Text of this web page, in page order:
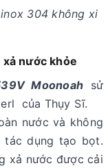
304 không xi
xả nước khỏe
Moonoah sử
của Thụy Sĩ.
nước và không
tác dụng tạo bọt.
xả nước được cải